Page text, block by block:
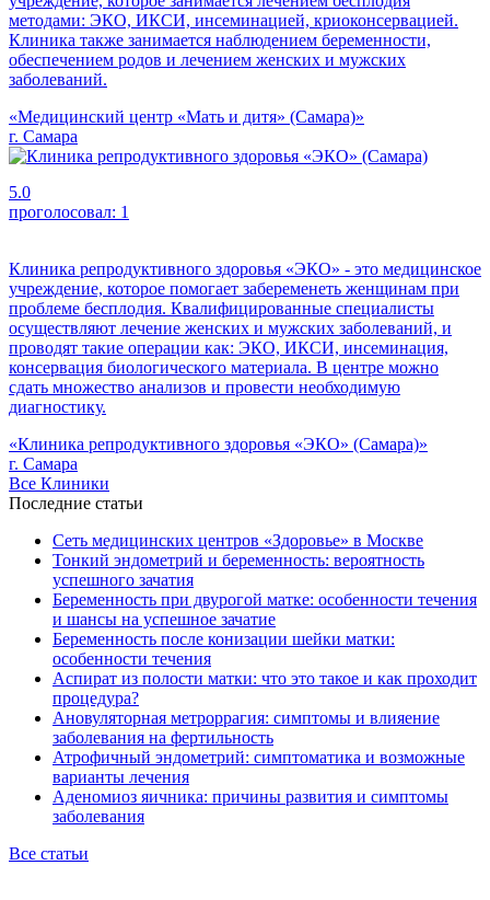
методами: ЭКО, ИКСИ, инсеминацией, криоконсервацией.
Клиника также занимается наблюдением беременности,
обеспечением родов и лечением женских и мужских
заболеваний.
«Медицинский центр «Мать и дитя» (Самара)»
г. Самара
5.0
проголосовал: 1
Клиника репродуктивного здоровья «ЭКО» - это медицинское
учреждение, которое помогает забеременеть женщинам при
проблеме бесплодия. Квалифицированные специалисты
осуществляют лечение женских и мужских заболеваний, и
проводят такие операции как: ЭКО, ИКСИ, инсеминация,
консервация биологического материала. В центре можно
сдать множество анализов и провести необходимую
диагностику.
«Клиника репродуктивного здоровья «ЭКО» (Самара)»
г. Самара
Все Клиники
Последние статьи
Сеть медицинских центров «Здоровье» в Москве
Тонкий эндометрий и беременность: вероятность
успешного зачатия
Беременность при двурогой матке: особенности течения
и шансы на успешное зачатие
Беременность после конизации шейки матки:
особенности течения
Аспират из полости матки: что это такое и как проходит
процедура?
Ановуляторная метроррагия: симптомы и влияение
заболевания на фертильность
Атрофичный эндометрий: симптоматика и возможные
варианты лечения
Аденомиоз яичника: причины развития и симптомы
заболевания
Все статьи